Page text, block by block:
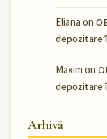
Elianaon
depozitare
Maximon
depozitare
Arhivă